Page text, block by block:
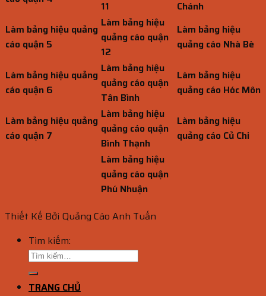
11
Chánh
Làm bảng hiệu quảng
cáo quận 5
Làm bảng hiệu
quảng cáo quận
12
Làm bảng hiệu
quảng cáo Nhà Bè
Làm bảng hiệu quảng
cáo quận 6
Làm bảng hiệu
quảng cáo quận
Tân Bình
Làm bảng hiệu
quảng cáo Hóc Môn
Làm bảng hiệu quảng
cáo quận 7
Làm bảng hiệu
quảng cáo quận
Bình Thạnh
Làm bảng hiệu
quảng cáo Củ Chi
Làm bảng hiệu
quảng cáo quận
Phú Nhuận
Thiết Kế Bởi Quảng Cáo Anh Tuấn
Tìm kiếm:
TRANG CHỦ